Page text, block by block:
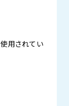
用されてい